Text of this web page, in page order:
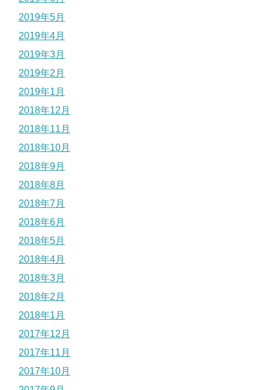
2019年5月
2019年4月
2019年3月
2019年2月
2019年1月
2018年12月
2018年11月
2018年10月
2018年9月
2018年8月
2018年7月
2018年6月
2018年5月
2018年4月
2018年3月
2018年2月
2018年1月
2017年12月
2017年11月
2017年10月